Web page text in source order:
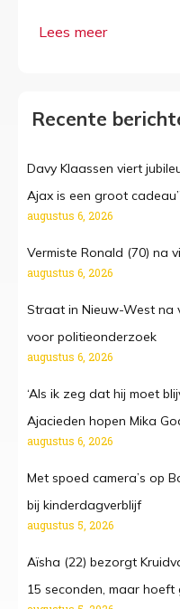
Recente
Davy Klaassen viert
Ajax is een groot cadeau”
augustus 6, 2026
Vermiste Ronald (70) na
augustus 6, 2026
Straat in Nieuw-West na
voor politieonderzoek
augustus 6, 2026
‘Als ik zeg dat hij moet
Ajacieden hopen Mika
augustus 6, 2026
Met spoed camera’s op
bij kinderdagverblijf
augustus 5, 2026
Aïsha (22) bezorgt
15 seconden, maar hoeft